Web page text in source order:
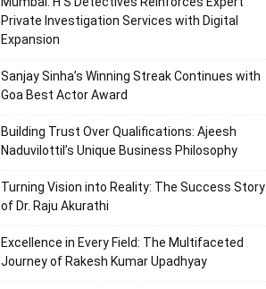
Private Investigation Services with Digital
Expansion
Sanjay Sinha’s Winning Streak Continues with
Goa Best Actor Award
Building Trust Over Qualifications: Ajeesh
Naduvilottil’s Unique Business Philosophy
Turning Vision into Reality: The Success Story
of Dr. Raju Akurathi
Excellence in Every Field: The Multifaceted
Journey of Rakesh Kumar Upadhyay